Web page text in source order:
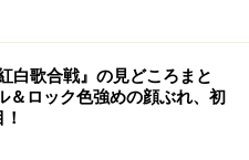
白歌合戦』の見どころまと
＆ロック色強めの顔ぶれ、初